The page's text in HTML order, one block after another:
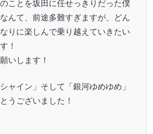
ことを坂田に任せっきりだった僕
んて、前途多難すぎますが、どん
りに楽しんで乗り越えていきたい
！
いします！
ャイン」そして「銀河ゆめゆめ」
うございました！